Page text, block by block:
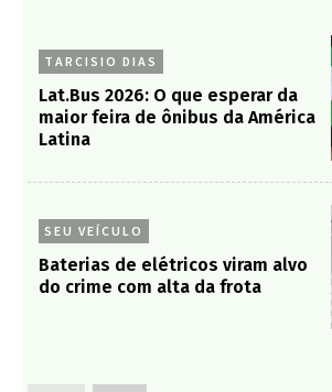
TARCISIO DIAS
Lat.Bus 2026: O que esperar da
maior feira de ônibus da América
Latina
SEU VEÍCULO
Baterias de elétricos viram alvo
do crime com alta da frota